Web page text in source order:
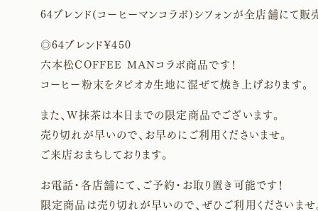
64ブレンド(コーヒーマンコラボ)シフォンが全店舗にて販
◎64ブレンド¥450
六本松COFFEE MANコラボ商品です！
コーヒー粉末をタピオカ生地に混ぜて焼き上げおります。
また、W抹茶は本日までの限定商品でございます。
売り切れが早いので、お早めにご利用くださいませ。
ご来店おまちしております。
お電話・各店舗にて、ご予約・お取り置き可能です！
限定商品は売り切れが早いので、ぜひご利用くださいませ